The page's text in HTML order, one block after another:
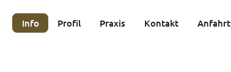
Info Profil Praxis Kontakt Anfahrt